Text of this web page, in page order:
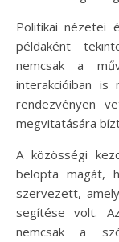
Politikai nézetei
példaként
nemcsak a
interakcióiban is
rendezvényen
megvitatására
A közösségi
belopta magát,
szervezett,
segítése volt.
nemcsak a